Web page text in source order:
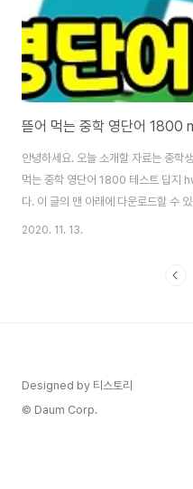
뜯어 먹는 중학 영단어 1800
안녕하세요. 오늘 소개할 자료는 중학
먹는 중학 영단어 1800 테스트 답지
다. 이 글의 맨 아래에 다운로드할 수
각 파일은 클릭만하면 자동으로 내려
기 자료는 수시로 들어주시는 게 좋습
2020. 11. 13.
Designed by 티스토리
© Daum Corp.